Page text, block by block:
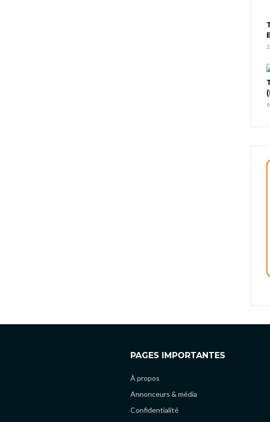
PAGES IMPORTANTES
À propos
Annonceurs & média
Confidentialité